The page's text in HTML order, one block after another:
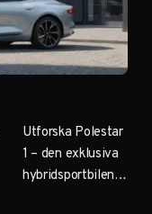
Utforska Polestar
1 – den exklusiva
hybridsportbilen